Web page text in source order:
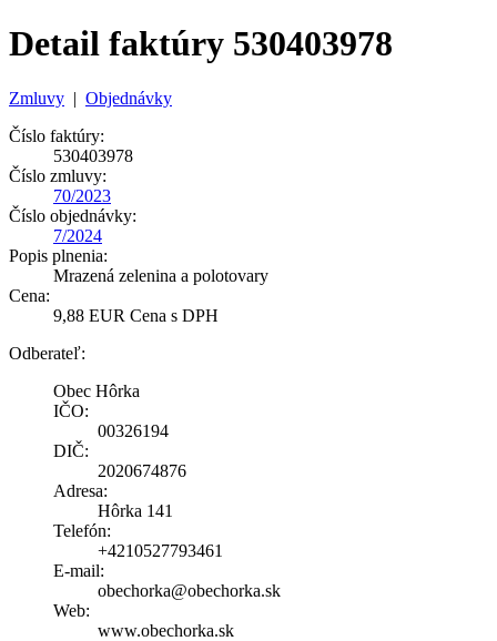
Detail faktúry 530403978
Zmluvy | Objednávky
Číslo faktúry:
530403978
Číslo zmluvy:
70/2023
Číslo objednávky:
7/2024
Popis plnenia:
Mrazená zelenina a polotovary
Cena:
9,88 EUR Cena s DPH
Odberateľ:
Obec Hôrka
IČO:
00326194
DIČ:
2020674876
Adresa:
Hôrka 141
Telefón:
+4210527793461
E-mail:
obechorka@obechorka.sk
Web:
www.obechorka.sk